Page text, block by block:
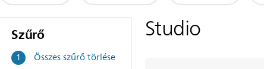
Szűrő
1 Szűrő
Összes szűrő törlése
Studio